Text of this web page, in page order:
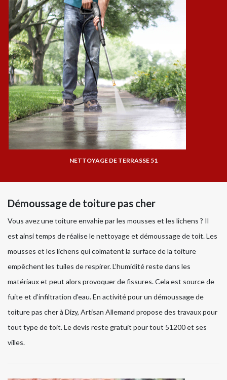
NETTOYAGE DE TERRASSE 51
Démoussage de toiture pas cher
Vous avez une toiture envahie par les mousses et les lichens ? Il
est ainsi temps de réalise le nettoyage et démoussage de toit. Les
mousses et les lichens qui colmatent la surface de la toiture
empêchent les tuiles de respirer. L’humidité reste dans les
matériaux et peut alors provoquer de fissures. Cela est source de
fuite et d’infiltration d’eau. En activité pour un démoussage de
toiture pas cher à Dizy, Artisan Allemand propose des travaux pour
tout type de toit. Le devis reste gratuit pour tout 51200 et ses
villes.